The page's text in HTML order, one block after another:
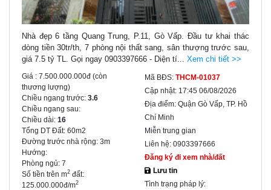
Nhà đẹp 6 tầng Quang Trung, P.11, Gò Vấp. Đầu tư khai thác
dòng tiền 30tr/th, 7 phòng nội thất sang, sân thượng trước sau,
giá 7.5 tỷ TL. Gọi ngay 0903397666 - Diện tí... Xem chi tiết >>
Giá : 7.500.000.000đ (còn
thương lượng)
Chiều ngang trước: 3.6
Chiều ngang sau:
Chiều dài: 16
Tổng DT Đất: 60m2
Đường trước nhà rộng: 3m
Hướng:
Phòng ngủ: 7
Số tiền trên m2 đất:
125.000.000đ/m2
Mã BĐS: THCM-01037
Cập nhật: 17:45 06/08/2026
Địa điểm: Quận Gò Vấp, TP. Hồ
Chí Minh
Miễn trung gian
Liên hệ: 0903397666
Đăng ký đi xem nhà/đất
Lưu tin
Tình trạng pháp lý: